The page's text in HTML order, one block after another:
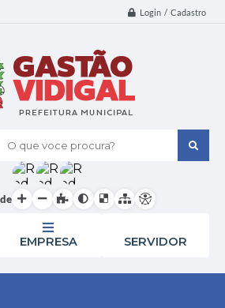
Login / Cadastro
EMPRESA SERVIDOR